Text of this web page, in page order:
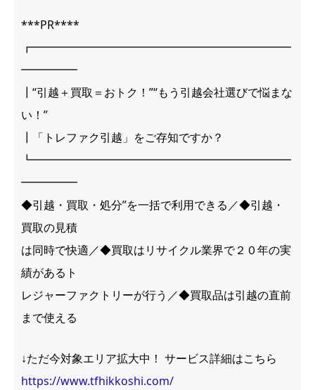
***PR****
┏━━━━━━━━━━━━━━━━━━━━━━━
━━━━━
┃“引越＋買取＝おトク！”“もう引越会社選びで悩まな
い！”
┃「トレファク引越」をご存知ですか？
┗━━━━━━━━━━━━━━━━━━━━━━━
━━━━━
◆引越・買取・処分”を一括で利用できる／◆引越・
買取の見積
は同時で快適／◆買取はリサイクル業界で２０年の実
績があるト
レジャーファクトリーが行う／◆買取品は引越の直前
まで使える
↓ただ今対象エリア拡大中！ サービス詳細はこちら
https://www.tfhikkoshi.com/